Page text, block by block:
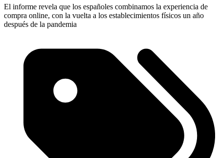
El informe revela que los españoles combinamos la experiencia de
compra online, con la vuelta a los establecimientos físicos un año
después de la pandemia